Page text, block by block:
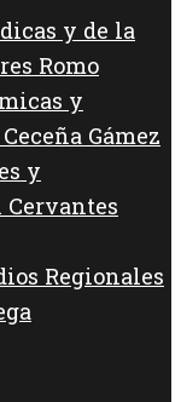
y de la
Romo
y
Gámez
y
Cervantes
Regionales